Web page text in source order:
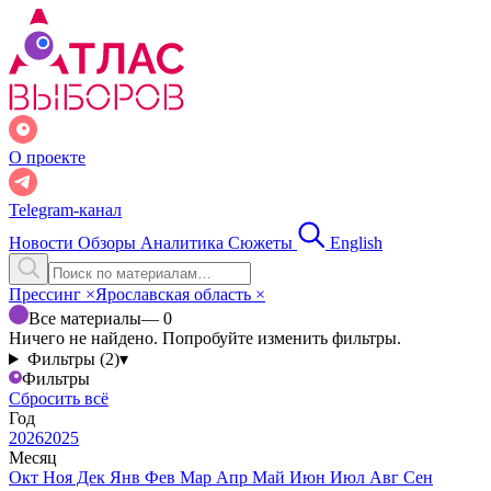
О проекте
Telegram-канал
Новости Обзоры Аналитика Сюжеты English
Прессинг ×Ярославская область ×
Все материалы— 0
Ничего не найдено. Попробуйте изменить фильтры.
Фильтры (2)▾
Фильтры
Сбросить всё
Год
20262025
Месяц
Окт Ноя Дек Янв Фев Мар Апр Май Июн Июл Авг Сен